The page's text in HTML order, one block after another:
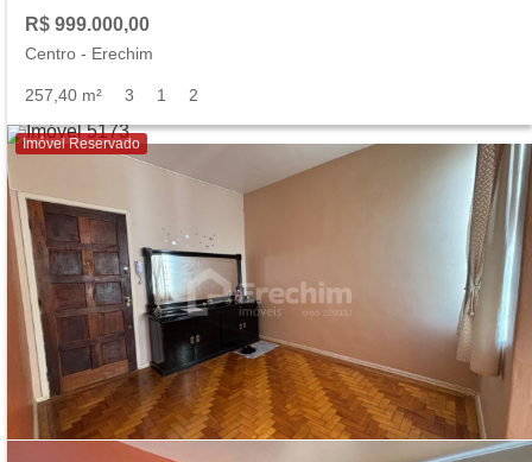
R$ 999.000,00
Centro - Erechim
257,40 m² 3 1 2
Imóvel Reservado